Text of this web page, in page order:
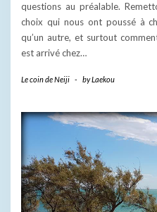
questions au préalable.
choix qui nous ont poussé à
qu’un autre, et surtout
est arrivé chez…
Le coin de Neiji - byLaekou